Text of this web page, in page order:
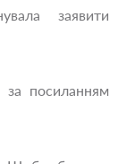
заявити
за посиланням